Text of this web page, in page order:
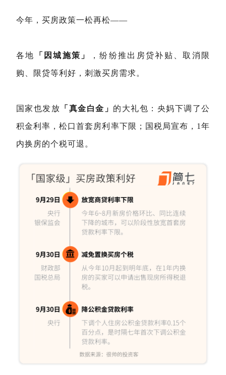
今年，买房政策一松再松——
各地 「因城施策」 ，纷纷推出房贷补贴、取消限
购、限贷等利好，刺激买房需求。
国家也发放 「真金白金」 的大礼包： 央妈下调了公
积金利率，松口首套房利率下限； 国税局宣布，1年
内换房的个税可退。